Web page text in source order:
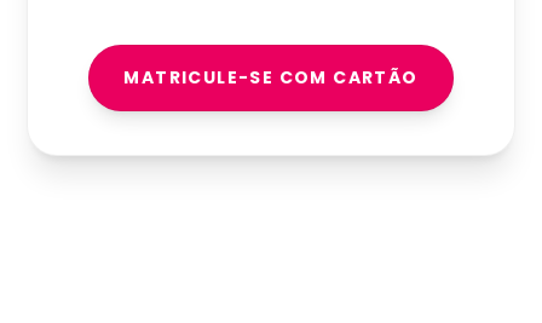
MATRICULE-SE COM CARTÃO